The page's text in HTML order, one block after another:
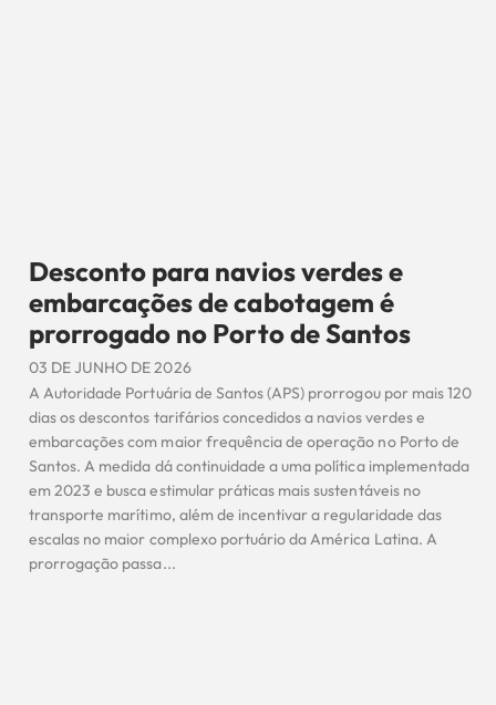
Desconto para navios verdes e
embarcações de cabotagem é
prorrogado no Porto de Santos
03 DE JUNHO DE 2026
A Autoridade Portuária de Santos (APS) prorrogou por mais 120
dias os descontos tarifários concedidos a navios verdes e
embarcações com maior frequência de operação no Porto de
Santos. A medida dá continuidade a uma política implementada
em 2023 e busca estimular práticas mais sustentáveis no
transporte marítimo, além de incentivar a regularidade das
escalas no maior complexo portuário da América Latina. A
prorrogação passa...